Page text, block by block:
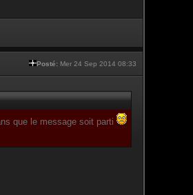
Posté: Mer 24 Sep 2014 08:33
que le message soit parti